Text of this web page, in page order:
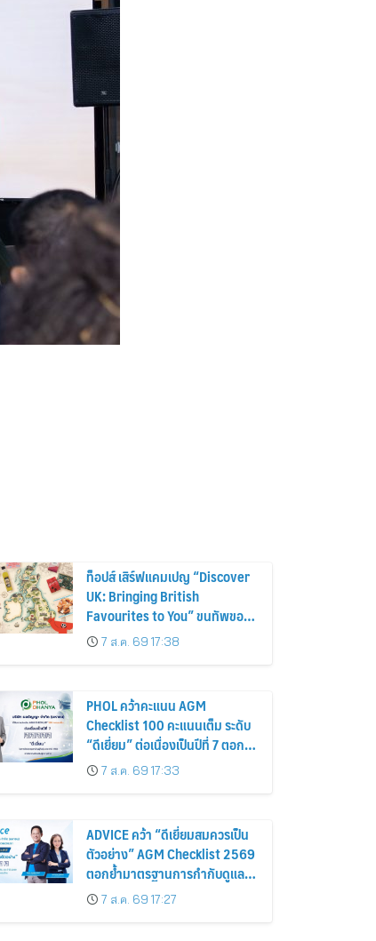
ท็อปส์ เสิร์ฟแคมเปญ “Discover
UK: Bringing British
Favourites to You” ขนทัพของ
อร่อยและไอเท็มฮิตจากสหราช
อาณาจักร ส่งตรงถึงมือตั้งแต่วัน
7 ส.ค. 69 17:38
PHOL คว้าคะแนน AGM
Checklist 100 คะแนนเต็ม ระดับ
“ดีเยี่ยม” ต่อเนื่องเป็นปีที่ 7 ตอกย้ำ
การดำเนินธุรกิจตามหลักธรรมาภิ
บาล โปร่งใส สร้างความเชื่อมั่นผู้
7 ส.ค. 69 17:33
ADVICE คว้า “ดีเยี่ยมสมควรเป็น
ตัวอย่าง” AGM Checklist 2569
ตอกย้ำมาตรฐานการกำกับดูแล
กิจการที่ดี
7 ส.ค. 69 17:27